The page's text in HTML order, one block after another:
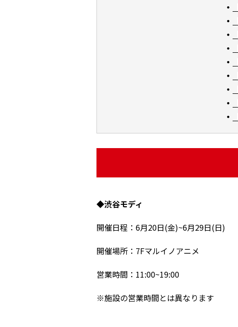
◆渋谷モディ
開催日程：6月20日(金)~6月29日(日)
開催場所：7Fマルイノアニメ
営業時間：11:00~19:00
※施設の営業時間とは異なります